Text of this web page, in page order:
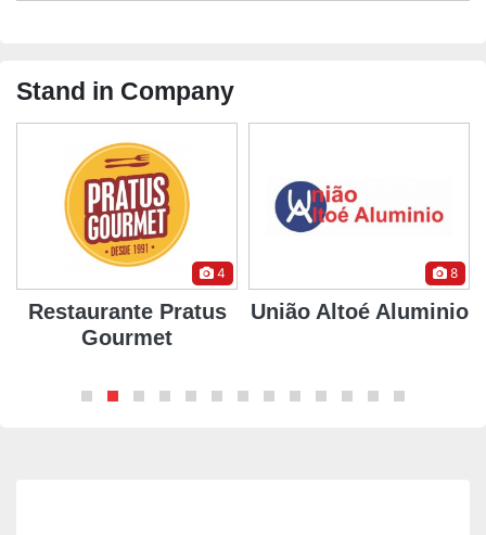
Stand in Company
4
Restaurante Pratus
Gourmet
8
União Altoé Aluminio